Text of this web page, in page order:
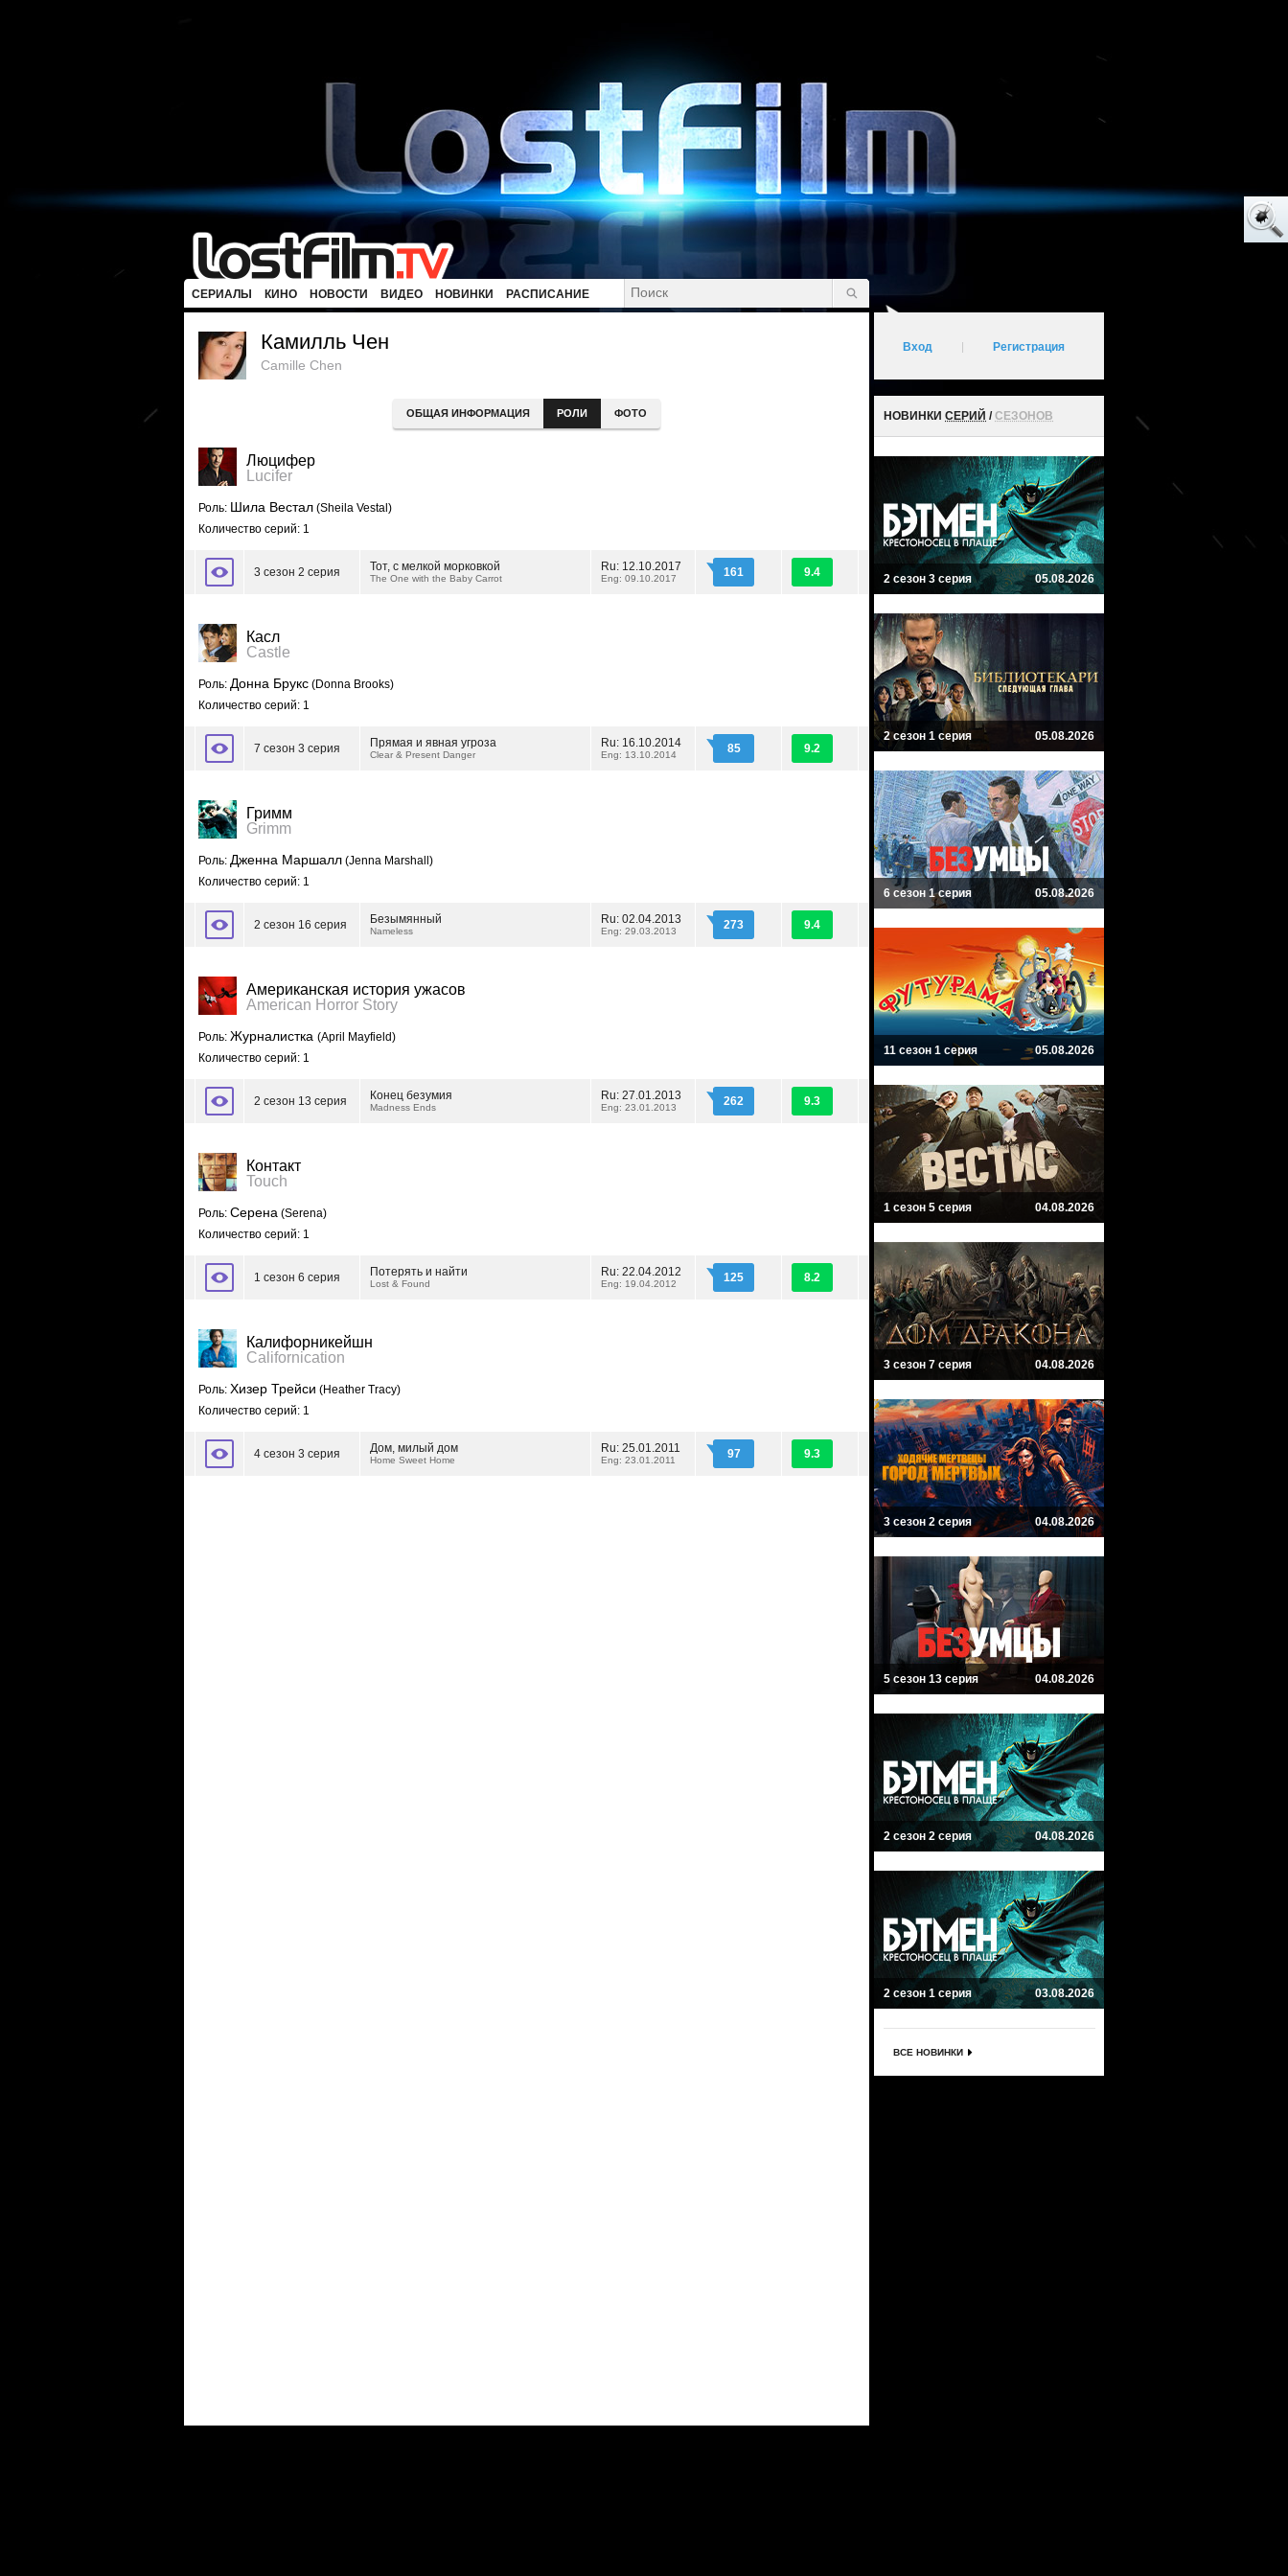
СЕРИАЛЫ КИНО НОВОСТИ ВИДЕО НОВИНКИ РАСПИСАНИЕ
Камилль Чен
Camille Chen
ОБЩАЯ ИНФОРМАЦИЯ РОЛИ ФОТО
Люцифер
Lucifer
Роль: Шила Вестал (Sheila Vestal)
Количество серий: 1
3 сезон 2 серия Тот, с мелкой морковкой
The One with the Baby Carrot
Ru: 12.10.2017
Eng: 09.10.2017 161 9.4
Касл
Castle
Роль: Донна Брукс (Donna Brooks)
Количество серий: 1
7 сезон 3 серия Прямая и явная угроза
Clear & Present Danger
Ru: 16.10.2014
Eng: 13.10.2014 85 9.2
Гримм
Grimm
Роль: Дженна Маршалл (Jenna Marshall)
Количество серий: 1
2 сезон 16 серия Безымянный
Nameless
Ru: 02.04.2013
Eng: 29.03.2013 273 9.4
Американская история ужасов
American Horror Story
Роль: Журналистка (April Mayfield)
Количество серий: 1
2 сезон 13 серия Конец безумия
Madness Ends
Ru: 27.01.2013
Eng: 23.01.2013 262 9.3
Контакт
Touch
Роль: Серена (Serena)
Количество серий: 1
1 сезон 6 серия Потерять и найти
Lost & Found
Ru: 22.04.2012
Eng: 19.04.2012 125 8.2
Калифорникейшн
Californication
Роль: Хизер Трейси (Heather Tracy)
Количество серий: 1
4 сезон 3 серия Дом, милый дом
Home Sweet Home
Ru: 25.01.2011
Eng: 23.01.2011 97 9.3
Вход Регистрация
НОВИНКИ СЕРИЙ /СЕЗОНОВ
2 сезон 3 серия 05.08.2026
2 сезон 1 серия 05.08.2026
6 сезон 1 серия 05.08.2026
11 сезон 1 серия 05.08.2026
1 сезон 5 серия 04.08.2026
3 сезон 7 серия 04.08.2026
3 сезон 2 серия 04.08.2026
5 сезон 13 серия 04.08.2026
2 сезон 2 серия 04.08.2026
2 сезон 1 серия 03.08.2026
ВСЕ НОВИНКИ